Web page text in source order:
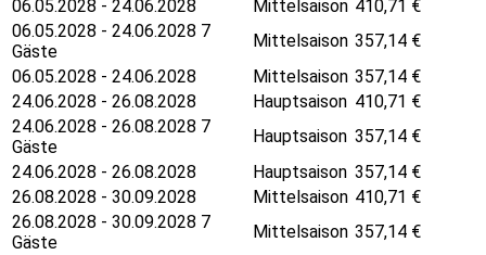
06.05.2028 - 24.06.2028
Mittelsaison 410,71 €
06.05.2028 - 24.06.2028 7
Gäste
Mittelsaison 357,14 €
06.05.2028 - 24.06.2028
Mittelsaison 357,14 €
24.06.2028 - 26.08.2028
Hauptsaison 410,71 €
24.06.2028 - 26.08.2028 7
Gäste
Hauptsaison 357,14 €
24.06.2028 - 26.08.2028
Hauptsaison 357,14 €
26.08.2028 - 30.09.2028
Mittelsaison 410,71 €
26.08.2028 - 30.09.2028 7
Gäste
Mittelsaison 357,14 €